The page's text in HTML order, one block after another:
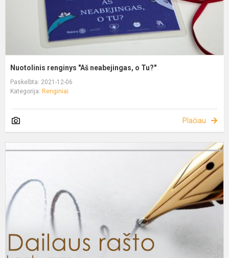
Nuotolinis renginys "Aš neabejingas, o Tu?"
Paskelbta: 2021-12-06
Kategorija: Renginiai
Plačiau